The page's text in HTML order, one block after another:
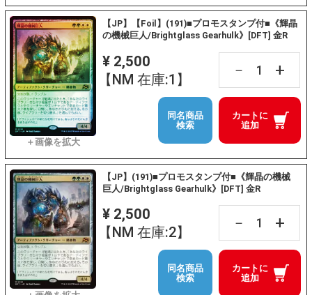
【JP】【Foil】(191)■プロモスタンプ付■《輝晶
の機械巨人/Brightglass Gearhulk》[DFT] 金R
¥ 2,500
【NM 在庫:1】
－ +
カートに
追加
同名商品
検索
【JP】(191)■プロモスタンプ付■《輝晶の機械
巨人/Brightglass Gearhulk》[DFT] 金R
¥ 2,500
【NM 在庫:2】
－ +
カートに
追加
同名商品
検索